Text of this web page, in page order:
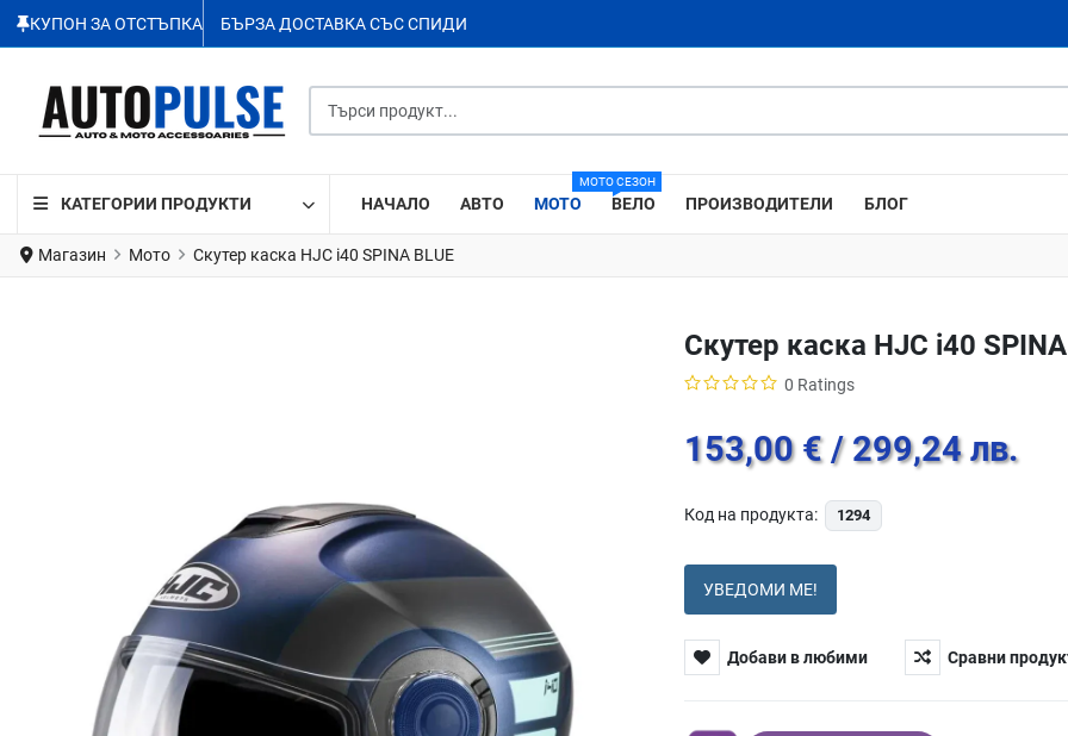
КУПОН ЗА ОТСТЪПКА БЪРЗА ДОСТАВКА СЪС СПИДИ
КАТЕГОРИИ ПРОДУКТИ НАЧАЛО АВТО МОТО
МОТО СЕЗОН
ВЕЛО ПРОИЗВОДИТЕЛИ БЛОГ
Магазин Мото Скутер каска HJC i40 SPINA BLUE
Скутер каска HJC i40
0 Ratings
153,00 € / 299,24 лв.
Код на продукта: 1294
УВЕДОМИ МЕ!
Добави в любими Сравни